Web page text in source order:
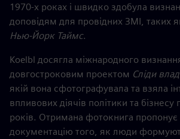
1970-х роках і швидко здобула
доповідям для провідних ЗМІ, таких
Нью-Йорк Таймс.
Koelbl досягла міжнародного
довгостроковим проектом Сліди
якій вона сфотографувала та взяла
впливових діячів політики та
років. Отримана фотокнига
документацію того, як люди